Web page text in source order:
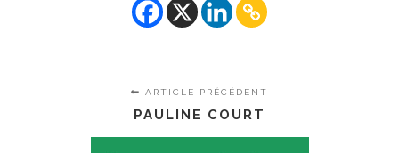
ARTICLE PRÉCÉDENT
PAULINE COURT